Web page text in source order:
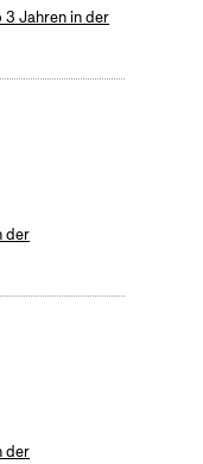
3 Jahren in der
der
der